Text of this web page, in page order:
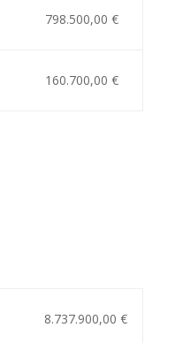
798.500,00 €
160.700,00 €
8.737.900,00 €